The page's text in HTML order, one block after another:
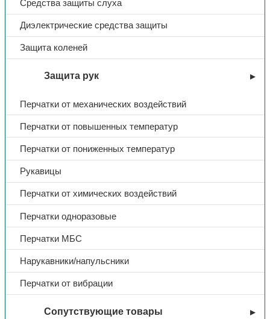
Средства защиты слуха
Диэлектрические средства защиты
Защита коленей
Защита рук
Перчатки от механических воздействий
Перчатки от повышенных температур
Перчатки от пониженных температур
Рукавицы
Перчатки от химических воздействий
Перчатки одноразовые
Перчатки МБС
Нарукавники/напульсники
Перчатки от вибрации
Сопутствующие товары
Название Виктория
Ткань Смесовая